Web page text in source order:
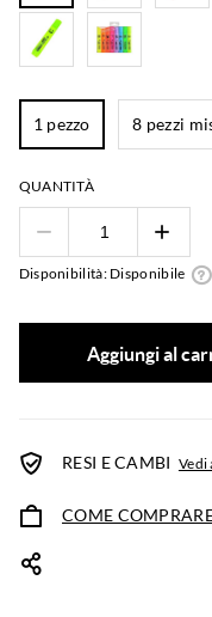
1 pezzo 8 pezzi
QUANTITÀ
Disponibilità: Disponibile
Aggiungi al
RESI E CAMBI Vedi
COME